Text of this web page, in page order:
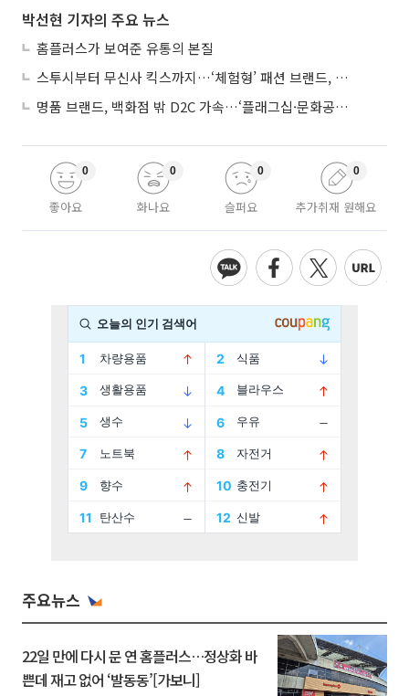
박선현 기자의 주요 뉴스
홈플러스가 보여준 유통의 본질
스투시부터 무신사 킥스까지…‘체험형’ 패션 브랜드, 잇단 제주행
명품 브랜드, 백화점 밖 D2C 가속…‘플래그십·문화공간’ 전략 눈길
좋아요
0
화나요
0
슬퍼요
0
추가취재 원해요
0
주요뉴스
22일 만에 다시 문 연 홈플러스…정상화 바
쁜데 재고 없어 ‘발동동’[가보니]